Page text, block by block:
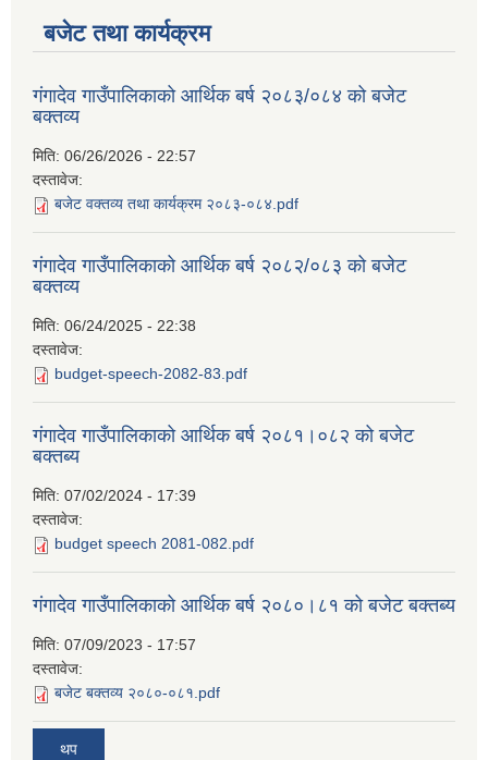
बजेट तथा कार्यक्रम
गंगादेव गाउँपालिकाको आर्थिक बर्ष २०८३/०८४ को बजेट
बक्तव्य
मिति: 06/26/2026 - 22:57
दस्तावेज:
बजेट वक्तव्य तथा कार्यक्रम २०८३-०८४.pdf
गंगादेव गाउँपालिकाको आर्थिक बर्ष २०८२/०८३ को बजेट
बक्तव्य
मिति: 06/24/2025 - 22:38
दस्तावेज:
budget-speech-2082-83.pdf
गंगादेव गाउँपालिकाको आर्थिक बर्ष २०८१।०८२ को बजेट
बक्तब्य
मिति: 07/02/2024 - 17:39
दस्तावेज:
budget speech 2081-082.pdf
गंगादेव गाउँपालिकाको आर्थिक बर्ष २०८०।८१ को बजेट बक्तब्य
मिति: 07/09/2023 - 17:57
दस्तावेज:
बजेट बक्तव्य २०८०-०८१.pdf
थप